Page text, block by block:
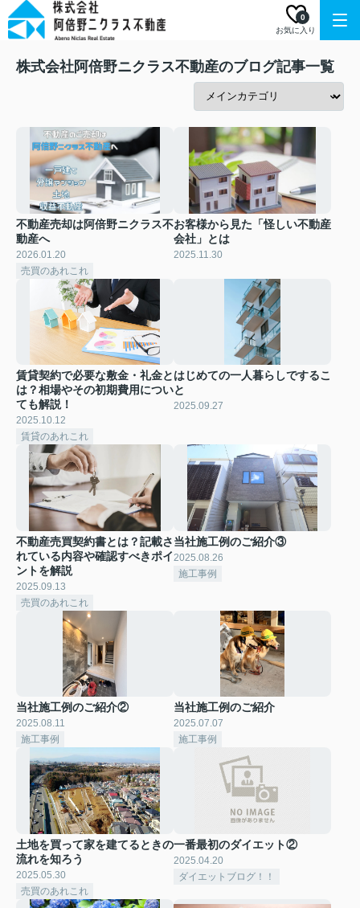
お気に入り
0
株式会社阿倍野ニクラス不動産のブログ記事一覧
不動産売却は阿倍野ニクラス不
動産へ
2026.01.20
売買のあれこれ
お客様から見た「怪しい不動産
会社」とは
2025.11.30
賃貸契約で必要な敷金・礼金と
は？相場やその初期費用につい
ても解説！
2025.10.12
賃貸のあれこれ
はじめての一人暮らしでするこ
と
2025.09.27
不動産売買契約書とは？記載さ
れている内容や確認すべきポイ
ントを解説
2025.09.13
売買のあれこれ
当社施工例のご紹介③
2025.08.26
施工事例
当社施工例のご紹介②
2025.08.11
施工事例
当社施工例のご紹介
2025.07.07
施工事例
土地を買って家を建てるときの
流れを知ろう
2025.05.30
売買のあれこれ
一番最初のダイエット②
2025.04.20
ダイエットブログ！！